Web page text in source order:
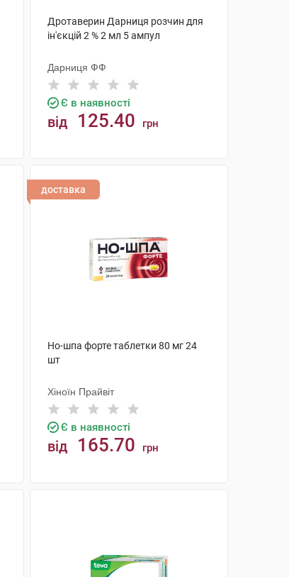
Дротаверин Дарниця розчин для
ін'єкцій 2 % 2 мл 5 ампул
Дарниця ФФ
Є в наявності
від 125.40 грн
доставка
Но-шпа форте таблетки 80 мг 24
шт
Хіноїн Прайвіт
Є в наявності
від 165.70 грн